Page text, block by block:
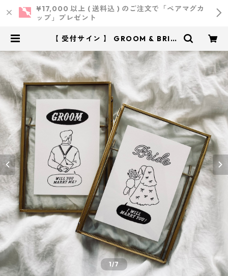
¥17,000 以上 ( 送料込 ) のご注文で「ペアマグカ
ップ」プレゼント
【 受付サイン 】 GROOM & BRID
式 ウェルカムスペース | 小西製作
所 ｜ ウェディング・結婚式・オリ
ジナルアイテム
1/7